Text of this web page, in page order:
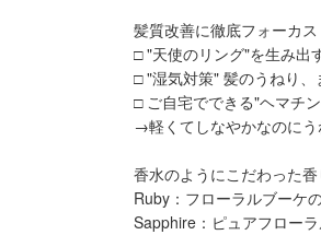
髪質改善に徹底フォーカス
□ "天使のリング"を生み出
□ "湿気対策" 髪のうねり
□ ご自宅でできる"ヘマチ
→軽くてしなやかなのにう
香水のようにこだわった
Ruby：フローラルブーケ
Sapphire：ピュアフローラ